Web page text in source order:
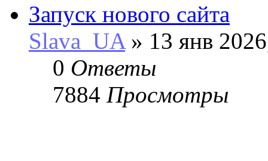
Запуск нового сайта
Slava_UA» 13 янв
0 Ответы
7884 Просмотры